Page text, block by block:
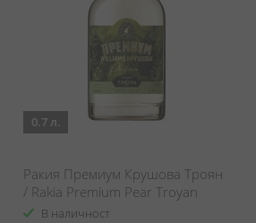
0.7 л.
Ракия Премиум Крушова Троян
/ Rakia Premium Pear Troyan
В наличност